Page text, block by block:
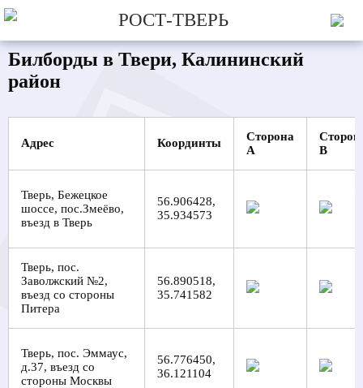
РОСТ-ТВЕРЬ
Билборды в Твери, Калининский
район
Адрес Координты
Сторона
A
B
Тверь, Бежецкое
шоссе, пос.Змеёво,
въезд в Тверь
56.906428,
35.934573
Тверь, пос.
Заволжский №2,
въезд со стороны
Питера
56.890518,
35.741582
Тверь, пос. Эммаус,
д.37, въезд со
стороны Москвы
56.776450,
36.121104